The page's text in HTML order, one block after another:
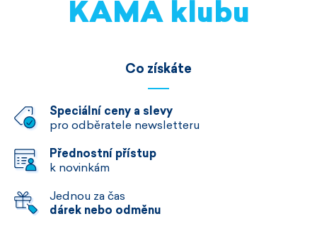
KAMA klubu
Co získáte
Speciální ceny a slevy
pro odběratele newsletteru
Přednostní přístup
k novinkám
Jednou za čas
dárek nebo odměnu